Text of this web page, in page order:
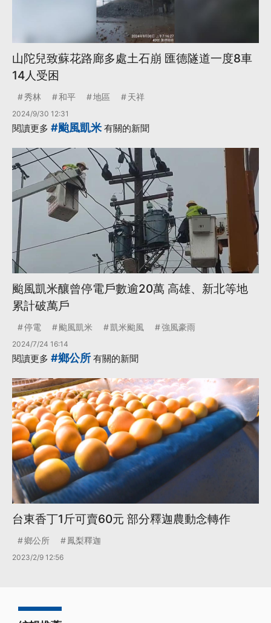
山陀兒致蘇花路廊多處土石崩 匯德隧道一度8車
14人受困
秀林 和平 地區 天祥
2024/9/30 12:31
閱讀更多 #颱風凱米有關的新聞
颱風凱米釀曾停電戶數逾20萬 高雄、新北等地
累計破萬戶
停電 颱風凱米 凱米颱風 強風豪雨
2024/7/24 16:14
閱讀更多 #鄉公所 有關的新聞
台東香丁1斤可賣60元 部分釋迦農動念轉作
鄉公所 鳳梨釋迦
2023/2/9 12:56